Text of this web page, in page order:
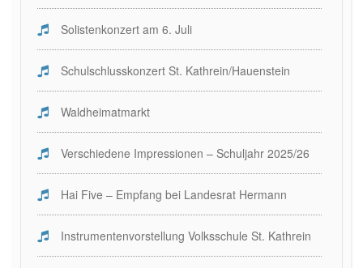
Solistenkonzert am 6. Juli
Schulschlusskonzert St. Kathrein/Hauenstein
Waldheimatmarkt
Verschiedene Impressionen – Schuljahr 2025/26
Hai Five – Empfang bei Landesrat Hermann
Instrumentenvorstellung Volksschule St. Kathrein